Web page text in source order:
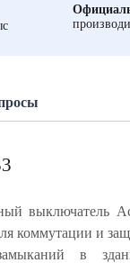
выключатель
коммутации и
в
пластика,